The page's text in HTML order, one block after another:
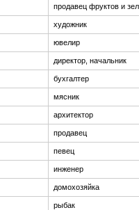
продавец фруктов и
художник
ювелир
директор, начальник
бухгалтер
мясник
архитектор
продавец
певец
инженер
домохозяйка
рыбак